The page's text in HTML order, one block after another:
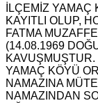
İLÇEMİZ
KAYITLI OLUP,
FATMA
(14.08.1969
YAMAÇ KÖYÜ
NAMAZINA
NAMAZINDAN